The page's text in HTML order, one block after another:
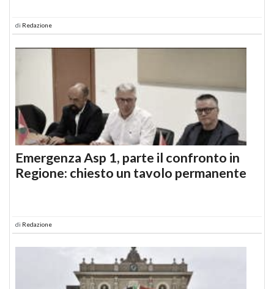
di Redazione
Emergenza Asp 1, parte il confronto in
Regione: chiesto un tavolo permanente
di Redazione